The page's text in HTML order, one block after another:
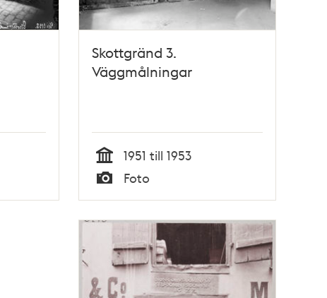
Skottgränd 3.
Väggmålningar
Tid
1951 till 1953
Typ
Foto